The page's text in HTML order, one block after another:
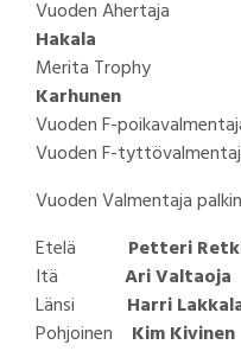
Vuoden
Hakala
Merita
Karhunen
Vuoden F-
Vuoden F-
Vuoden Valmentaja
Etelä Petteri
Itä Ari Valtaoja
Länsi Harri
Pohjoinen Kim Kivinen